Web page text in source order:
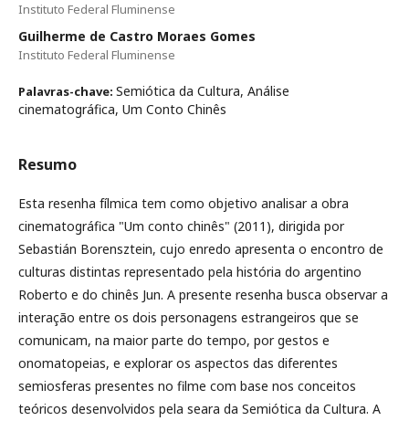
Instituto Federal Fluminense
Guilherme de Castro Moraes Gomes
Instituto Federal Fluminense
Palavras-chave: Semiótica da Cultura, Análise
cinematográfica, Um Conto Chinês
Resumo
Esta resenha fílmica tem como objetivo analisar a obra
cinematográfica "Um conto chinês" (2011), dirigida por
Sebastián Borensztein, cujo enredo apresenta o encontro de
culturas distintas representado pela história do argentino
Roberto e do chinês Jun. A presente resenha busca observar a
interação entre os dois personagens estrangeiros que se
comunicam, na maior parte do tempo, por gestos e
onomatopeias, e explorar os aspectos das diferentes
semiosferas presentes no filme com base nos conceitos
teóricos desenvolvidos pela seara da Semiótica da Cultura. A